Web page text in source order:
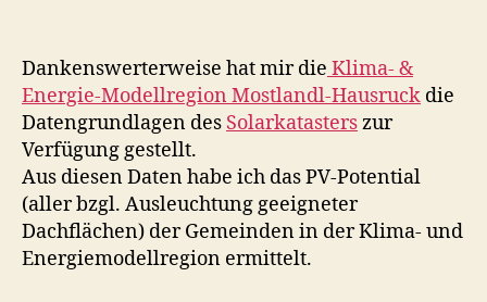
Mostlandl-
Hausruck
Dankenswerterweise hat mir die Klima- &
Energie-Modellregion Mostlandl-Hausruck die
Datengrundlagen des Solarkatasterszur
Verfügung gestellt.
Aus diesen Daten habe ich das PV-Potential
(aller bzgl. Ausleuchtung geeigneter
Dachflächen) der Gemeinden in der Klima- und
Energiemodellregion ermittelt.